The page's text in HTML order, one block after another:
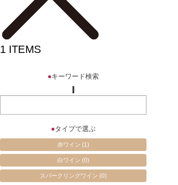
1 ITEMS
●キーワード検索
●タイプで選ぶ
赤ワイン(1)
白ワイン(0)
スパークリングワイン(0)